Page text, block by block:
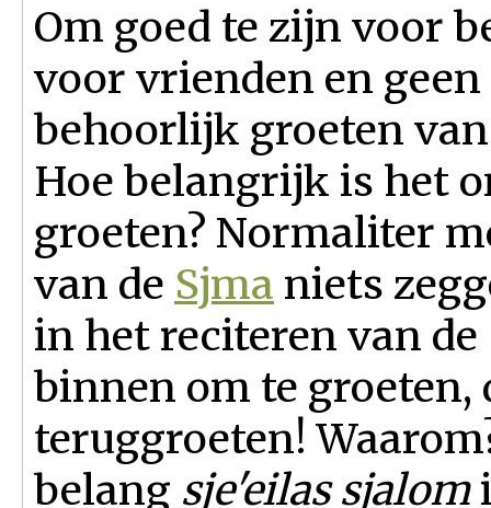
Om goed te zijn voor
voor vrienden en
behoorlijk groeten
Hoe belangrijk is het
groeten? Normaliter
van de Sjma niets
in het reciteren van
binnen om te groeten,
teruggroeten!
belang sje'eilas sjalom